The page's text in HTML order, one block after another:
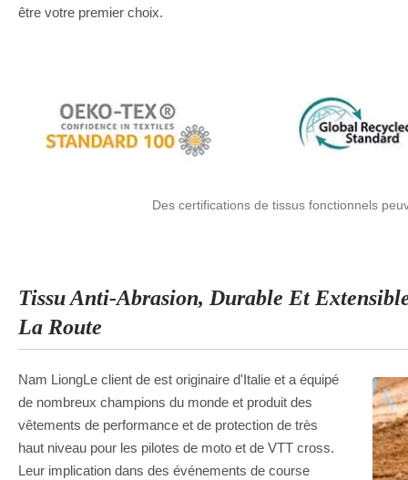
être votre premier choix.
Des certifications de tissus fonctionnels
Tissu Anti-Abrasion, Durable Et
La Route
Nam LiongLe client de est originaire d'Italie et a équipé
de nombreux champions du monde et produit des
vêtements de performance et de protection de très
haut niveau pour les pilotes de moto et de VTT cross.
Leur implication dans des événements de course